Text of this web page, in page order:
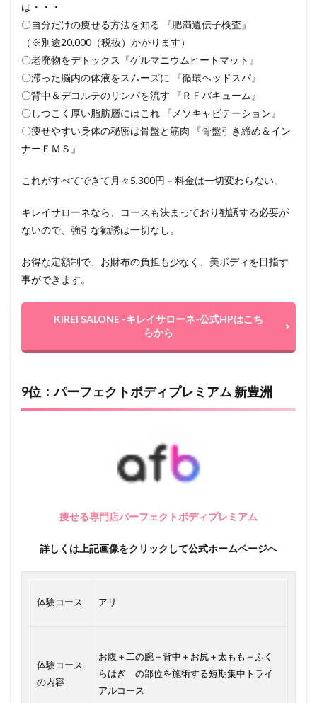
は・・・
〇自分だけの痩せる方法を知る 『肥満遺伝子検査』
（※別途20,000（税抜）かかります）
〇老廃物をデトックス『ゲルマニウムヒートマット』
〇滞った脳内の体液をスムーズに 『循環ヘッドスパ』
〇背中＆デコルテのリンパを流す 『ＲＦバキューム』
〇しつこく厚い脂肪層にはこれ 『メソキャビテーション』
〇痩せやすい身体の秘密は骨盤と筋肉 『骨盤引き締め＆イン
ナーＥＭＳ』
これがすべてできて月々5,300円－料金は一切変わらない。
キレイサローネなら、コースも決まっており勧誘する必要が
ないので、強引な勧誘は一切なし。
お得な定額制で、お財布の負担も少なく、美ボディを目指す
事ができます。
KIREI SALONE -キレイサローネ-公式HPはこち
らから
9位：パーフェクトボディプレミアム 新豊洲
痩せる専門店パーフェクトボディプレミアム
詳しくは上記画像をクリックして公式ホームページへ
体験コース アリ
体験コース
の内容
お腹＋二の腕＋背中＋お尻＋太もも＋ふく
らはぎ の部位を施術する短期集中トライ
アルコース